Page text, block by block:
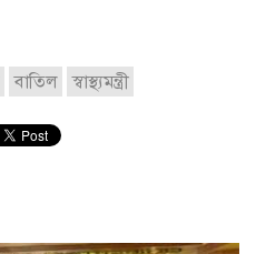
বাতিল
স্বাস্থ্যমন্ত্রী